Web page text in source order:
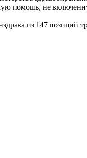
помощь, не
из 147 позиций